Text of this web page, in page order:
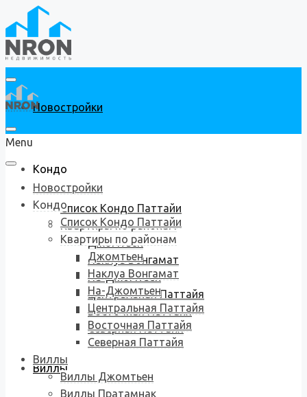
Новостройки
Кондо
Список Кондо Паттайи
Квартиры по районам
Джомтьен
Наклуа Вонгамат
На-Джомтьен
Центральная Паттайя
Восточная Паттайя
Северная Паттайя
Виллы
Menu
Новостройки
Кондо
Список Кондо Паттайи
Квартиры по районам
Джомтьен
Наклуа Вонгамат
На-Джомтьен
Центральная Паттайя
Восточная Паттайя
Северная Паттайя
Виллы
Виллы Джомтьен
Виллы Пратамнак